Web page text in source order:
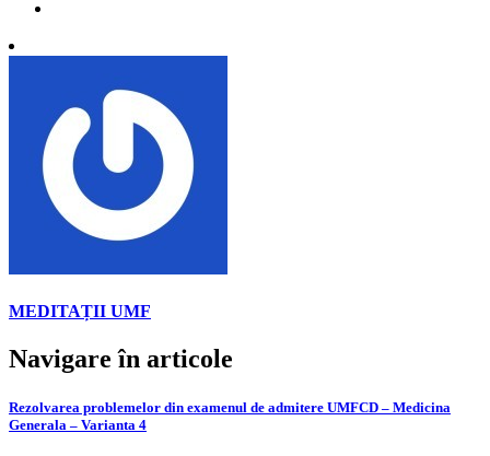
MEDITAȚII UMF
Navigare în articole
Rezolvarea problemelor din examenul de admitere UMFCD – Medicina
Generala – Varianta 4